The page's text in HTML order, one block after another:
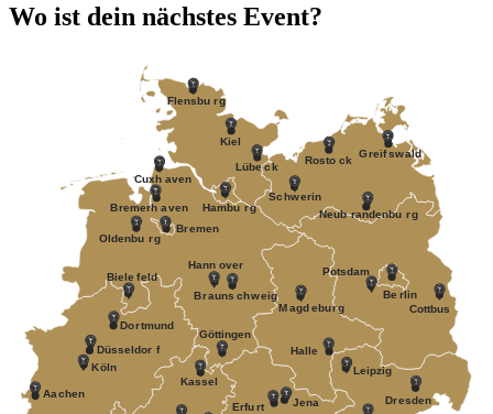
Wo ist dein nächstes Event?
Jena
Erfu rt
Dresden
Leipzig
Halle
Be r lin
Magdeburg
Göttingen
Kassel
Köln
Düsseldor f
Dortmund
Biele feld
Brauns chweig
Hann over
Bremen
Oldenbu rg
Hambu rg
Greifswald
Lübe c k
Kiel
Cuxh aven
Bremerh aven
Flensbu rg
Rosto ck
Sc hwerin
Cottbus
Potsdam
Aac hen
Neub randenbu rg